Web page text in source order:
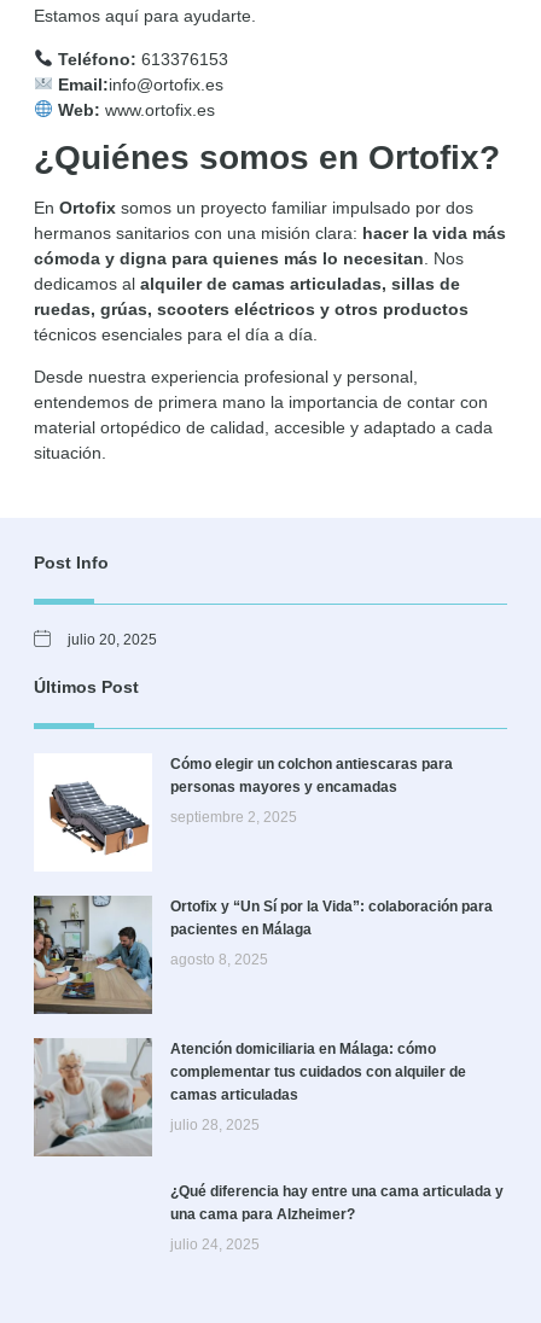
Estamos aquí para ayudarte.
Teléfono: 613376153
Email:info@ortofix.es
Web: www.ortofix.es
¿Quiénes somos en Ortofix?
En Ortofix somos un proyecto familiar impulsado por dos
hermanos sanitarios con una misión clara: hacer la vida más
cómoda y digna para quienes más lo necesitan . Nos
dedicamos al alquiler de camas articuladas, sillas de
ruedas, grúas, scooters eléctricos y otros productos
técnicos esenciales para el día a día.
Desde nuestra experiencia profesional y personal,
entendemos de primera mano la importancia de contar con
material ortopédico de calidad, accesible y adaptado a cada
situación.
Post Info
julio 20, 2025
Últimos Post
Cómo elegir un colchon antiescaras para
personas mayores y encamadas
septiembre 2, 2025
Ortofix y “Un Sí por la Vida”: colaboración para
pacientes en Málaga
agosto 8, 2025
Atención domiciliaria en Málaga: cómo
complementar tus cuidados con alquiler de
camas articuladas
julio 28, 2025
¿Qué diferencia hay entre una cama articulada y
una cama para Alzheimer?
julio 24, 2025